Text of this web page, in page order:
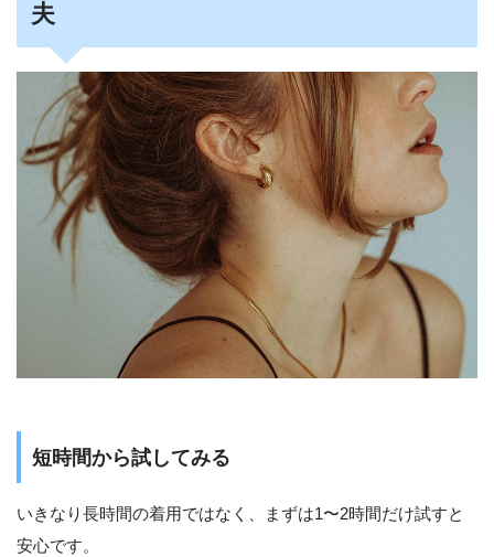
夫
短時間から試してみる
いきなり長時間の着用ではなく、まずは1〜2時間だけ試すと
安心です。